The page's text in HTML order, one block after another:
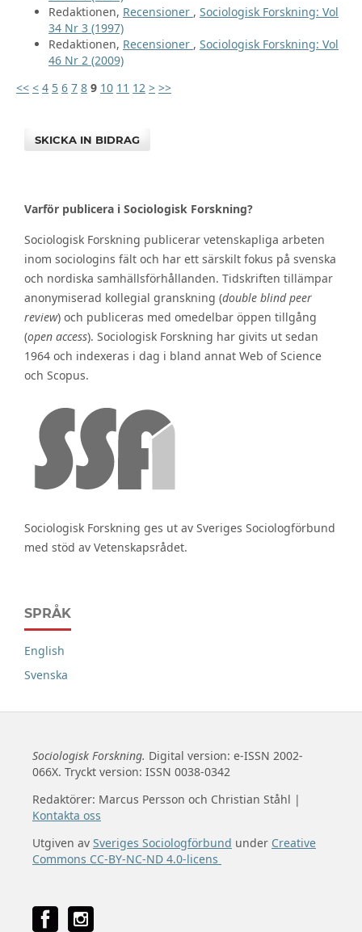
Redaktionen, Recensioner , Sociologisk Forskning: Vol
34 Nr 3 (1997)
Redaktionen, Recensioner , Sociologisk Forskning: Vol
46 Nr 2 (2009)
<< < 4 5 6 7 8 9 10 11 12 > >>
SKICKA IN BIDRAG
Varför publicera i Sociologisk Forskning?
Sociologisk Forskning publicerar vetenskapliga arbeten
inom sociologins fält och har ett särskilt fokus på svenska
och nordiska samhällsförhållanden. Tidskriften tillämpar
anonymiserad kollegial granskning (double blind peer
review) och publiceras med omedelbar öppen tillgång
(open access). Sociologisk Forskning har givits ut sedan
1964 och indexeras i dag i bland annat Web of Science
och Scopus.
Sociologisk Forskning ges ut av Sveriges Sociologförbund
med stöd av Vetenskapsrådet.
SPRÅK
English
Svenska
Sociologisk Forskning. Digital version: e-ISSN 2002-
066X. Tryckt version: ISSN 0038-0342
Redaktörer: Marcus Persson och Christian Ståhl |
Kontakta oss
Utgiven av Sveriges Sociologförbund under Creative
Commons CC-BY-NC-ND 4.0-licens